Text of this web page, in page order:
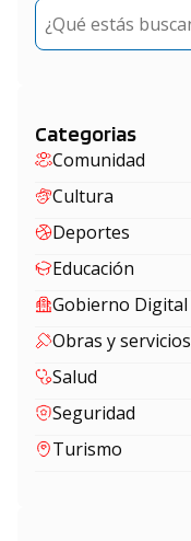
Buscar
Categorias
Comunidad
Cultura
Deportes
Educación
Gobierno Digital
Obras y servicios
Salud
Seguridad
Turismo